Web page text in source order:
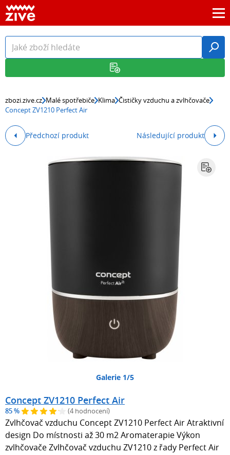
zbozi.zive.cz Malé spotřebiče Klima Čističky vzduchu a zvlhčovače
Concept ZV1210 Perfect Air
Předchozí produkt Následující produkt
Galerie 1/5
Concept ZV1210 Perfect Air
85 % (4 hodnocení)
Zvlhčovač vzduchu Concept ZV1210 Perfect Air Atraktivní
design Do místnosti až 30 m2 Aromaterapie Výkon
zvlhčovače Zvlhčovač vzduchu ZV1210 z řady Perfect Air